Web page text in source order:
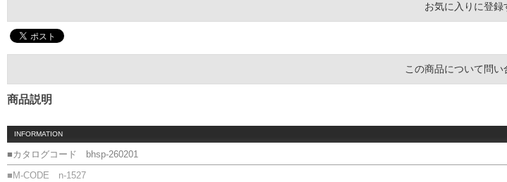
お気に入りに登録
この商品について問い
商品説明
INFORMATION
■カタログコード bhsp-260201
■M-CODE n-1527